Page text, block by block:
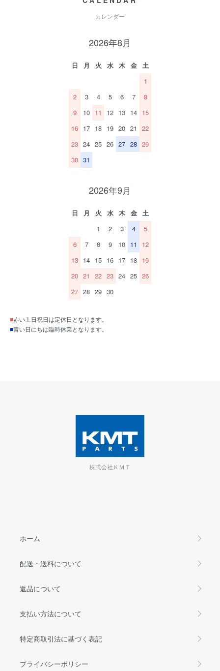
カレンダー
2026年8月
日 月 火 水 木 金
土
1
2
3 4 5 6 7
8
9
10 11 12 13 14 15
16 17 18 19 20 21
22
23 24 25 26 27 28 29
30 31
2026年9月
日 月 火 水 木 金
土
1
2 3 4
5
6
7 8 9 10 11
12
13 14 15 16 17 18 19
20 21 22 23 24 25 26
27 28 29 30
■赤い土日祝日は定休日となります。
■青い日にちは臨時休業となります。
株式会社ＫＭＴ
ホーム
配送・送料について
返品について
支払い方法について
特定商取引法に基づく表記
プライバシーポリシー